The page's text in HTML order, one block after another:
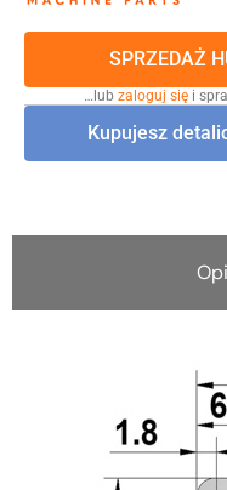
SPRZEDAŻ
…lub zaloguj się i
Kupujesz